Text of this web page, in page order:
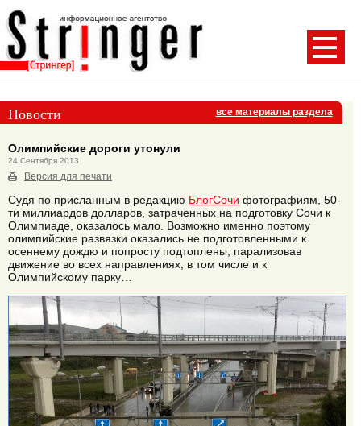
Новости все материалы раздела
Олимпийские дороги утонули
24 Сентября 2013
Версия для печати
Судя по присланным в редакцию БлогСочи фотографиям, 50-
ти миллиардов долларов, затраченных на подготовку Сочи к
Олимпиаде, оказалось мало. Возможно именно поэтому
олимпийские развязки оказались не подготовленными к
осеннему дождю и попросту подтоплены, парализовав
движение во всех направлениях, в том числе и к
Олимпийскому парку…